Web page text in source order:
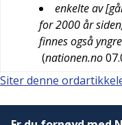
enkelte av
for 2000 år
finnes også
(nationen.no
Siter denne